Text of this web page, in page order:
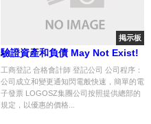
掲示板
驗證資產和負債 May Not Exist!
工商登記 合格會計師 登記公司 公司程序：
公司成立和變更通知閃電般快速，簡單的電
子發票 LOGOSZ集團公司按照提供總部的
規定，以優惠的價格...